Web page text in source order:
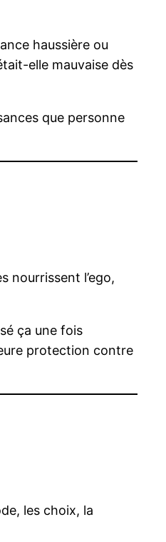
haussière ou
elle mauvaise dès
que personne
nourrissent l’ego,
ça une fois
protection contre
les choix, la